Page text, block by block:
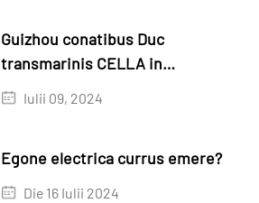
Guizhou conatibus Duc
transmarinis CELLA in
Kazakhstan
Iulii 09, 2024
Egone electrica currus emere?
Die 16 Iulii 2024